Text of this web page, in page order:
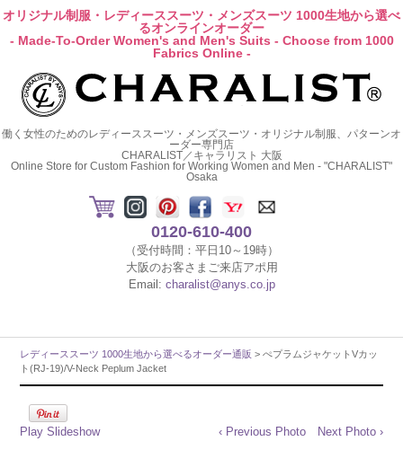
オリジナル制服・レディーススーツ・メンズスーツ 1000生地から選べ
るオンラインオーダー
- Made-To-Order Women's and Men's Suits - Choose from 1000
Fabrics Online -
働く女性のためのレディーススーツ・メンズスーツ・オリジナル制服、パターンオ
ーダー専門店
CHARALIST／キャラリスト 大阪
Online Store for Custom Fashion for Working Women and Men - "CHARALIST"
Osaka
0120-610-400
（受付時間：平日10～19時）
大阪のお客さまご来店アポ用
Email: charalist@anys.co.jp
レディーススーツ 1000生地から選べるオーダー通販 > ぺプラムジャケットVカッ
ト(RJ-19)/V-Neck Peplum Jacket
Play Slideshow ‹ Previous Photo Next Photo ›